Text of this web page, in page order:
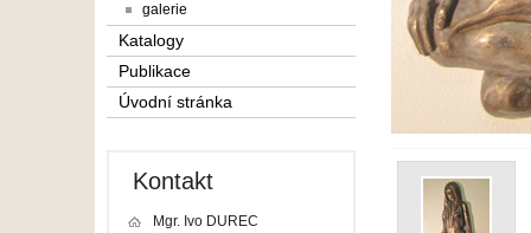
galerie
Katalogy
Publikace
Úvodní stránka
Kontakt
Mgr. Ivo DUREC